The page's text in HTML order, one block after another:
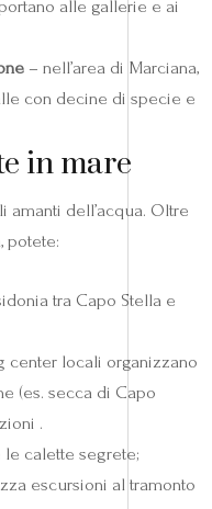
alle gallerie e ai
– nell’area di Marciana,
con decine di specie e
in mare
dell’acqua. Oltre
potete:
tra Capo Stella e
center locali organizzano
(es. secca di Capo
.
le calette segrete;
escursioni al tramonto